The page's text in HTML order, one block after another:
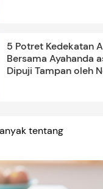
5 Potret Kedekatan
Bersama Ayahanda
Dipuji Tampan oleh
tentang